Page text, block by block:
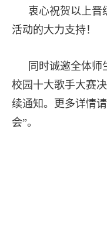
衷心祝贺以上晋
活动的大力支持！
同时诚邀全体师
校园十大歌手大赛
续通知。更多详情
会”。